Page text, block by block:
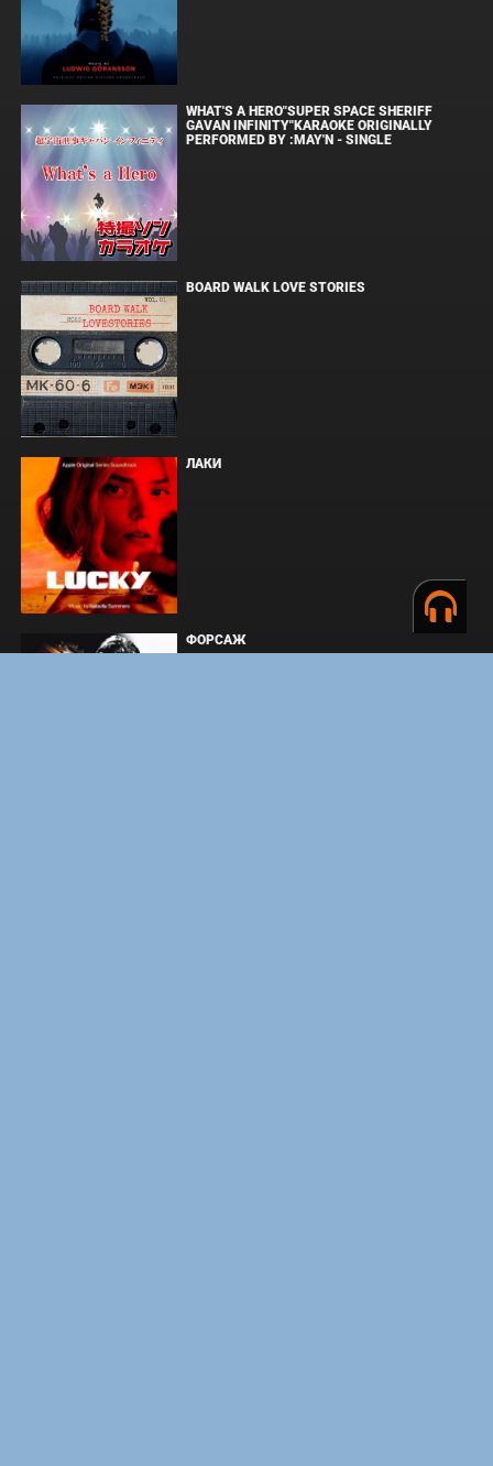
WHAT'S A HERO"SUPER SPACE SHERIFF
GAVAN INFINITY"KARAOKE ORIGINALLY
PERFORMED BY :MAY'N - SINGLE
BOARD WALK LOVE STORIES
ЛАКИ
ФОРСАЖ